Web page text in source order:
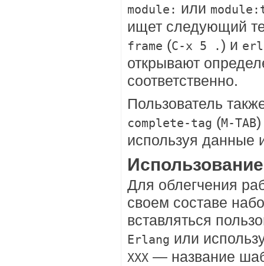
module: или
ищет следующий
frame (C-x 5 .) и
открывают
соответственно.
Пользователь
complete-tag (M-TAB
используя данные
Для облегчения
своем составе
вставляться
Erlang или
XXX — название